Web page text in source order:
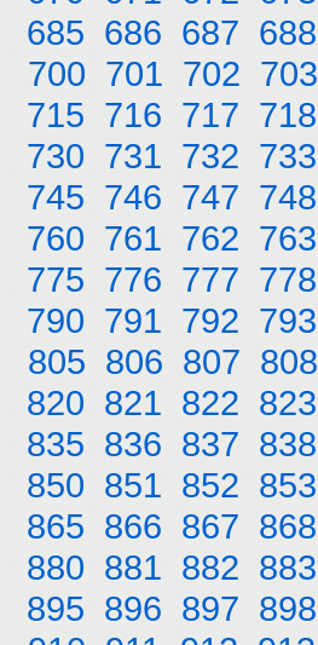
685 686 687 688
700 701 702 703
715 716 717 718
730 731 732 733
745 746 747 748
760 761 762 763
775 776 777 778
790 791 792 793
805 806 807 808
820 821 822 823
835 836 837 838
850 851 852 853
865 866 867 868
880 881 882 883
895 896 897 898